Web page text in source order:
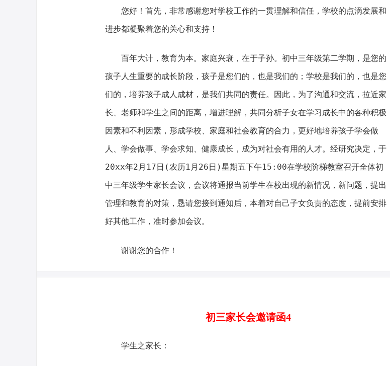
您好！首先，非常感谢您对学校工作的一贯理解和信任，学校的点滴发展和
进步都凝聚着您的关心和支持！
百年大计，教育为本。家庭兴衰，在于子孙。初中三年级第二学期，是您的
孩子人生重要的成长阶段，孩子是您们的，也是我们的；学校是我们的，也是您
们的，培养孩子成人成材，是我们共同的责任。因此，为了沟通和交流，拉近家
长、老师和学生之间的距离，增进理解，共同分析子女在学习成长中的各种积极
因素和不利因素，形成学校、家庭和社会教育的合力，更好地培养孩子学会做
人、学会做事、学会求知、健康成长，成为对社会有用的人才。经研究决定，于
20xx年2月17日(农历1月26日)星期五下午15:00在学校阶梯教室召开全体初
中三年级学生家长会议，会议将通报当前学生在校出现的新情况，新问题，提出
管理和教育的对策，恳请您接到通知后，本着对自己子女负责的态度，提前安排
好其他工作，准时参加会议。
谢谢您的合作！
初三家长会邀请函4
学生之家长：